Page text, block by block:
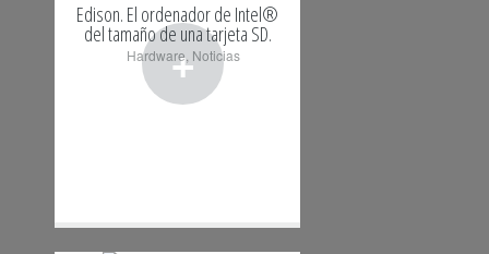
+
Edison. El ordenador de Intel®
del tamaño de una tarjeta SD.
Hardware, Noticias